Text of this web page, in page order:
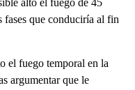
alto el fuego de 45
fases que conduciría al fin
el fuego temporal en la
argumentar que le